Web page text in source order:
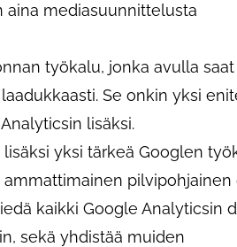
mediasuunnittelusta
työkalu, jonka avulla saat
Se onkin yksi
lisäksi.
yksi tärkeä Googlen
pilvipohjainen
kaikki Google Analyticsin
sekä yhdistää muiden